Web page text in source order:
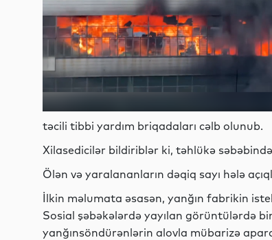
təcili tibbi yardım briqadaları cəlb olunub.
Xilasedicilər bildiriblər ki, təhlükə
Ölən və yaralananların dəqiq sayı hələ
İlkin məlumata əsasən, yanğın fabrikin
Sosial şəbəkələrdə yayılan görüntülərdə
yanğınsöndürənlərin alovla mübarizə